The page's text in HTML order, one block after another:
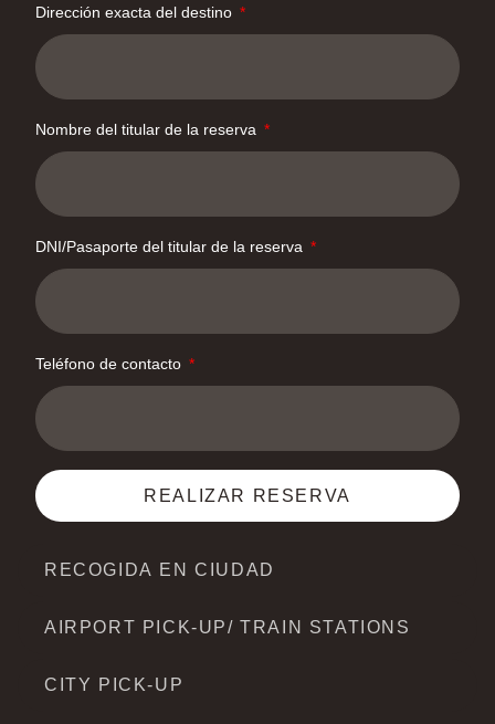
RECOGIDA EN CIUDAD
AIRPORT PICK-UP/ TRAIN STATIONS
CITY PICK-UP
Dirección exacta del destino
Nombre del titular de la reserva
DNI/Pasaporte del titular de la reserva
Teléfono de contacto
REALIZAR RESERVA